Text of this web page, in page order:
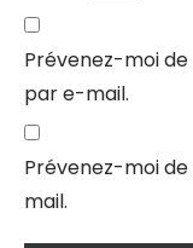
Prévenez-moi
par e-mail.
Prévenez-moi
mail.